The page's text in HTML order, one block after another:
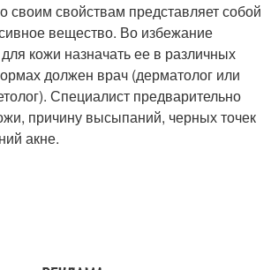
Соляная кислота
Кислоты на коже
своим свойствам представляет собой
вещество. Во избежание
кожи назначать ее в различных
должен врач (дерматолог или
Специалист предварительно
причину высыпаний, черных точек
акне.